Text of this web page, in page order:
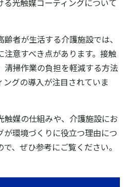
者が生活する介護施設では、
意すべき点があります。接触
清掃作業の負担を軽減する方法
ングの導入が注目されていま
触媒の仕組みや、介護施設にお
が環境づくりに役立つ理由につ
、ぜひ参考にご覧ください。